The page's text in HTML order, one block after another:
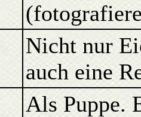
Nicht nur
auch eine
Als Puppe.